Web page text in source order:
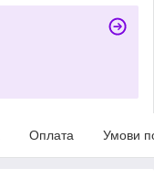
Оплата Умови